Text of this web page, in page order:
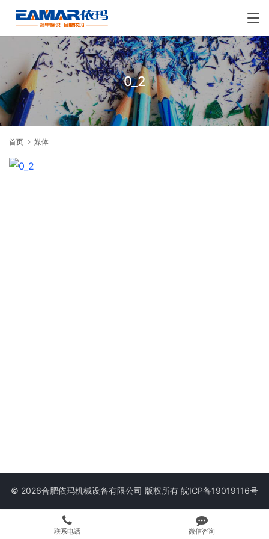
0_2
首页 媒体
© 2026合肥依玛机械设备有限公司 版权所有 皖ICP备19019116号
联系电话 微信咨询